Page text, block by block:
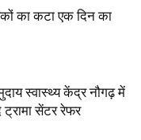
का कटा एक दिन का
स्वास्थ्य केंद्र नौगढ़ में
सेंटर रेफर